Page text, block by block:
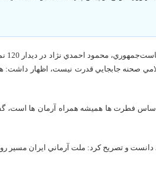
به
صحنه جابجايي قدرت نيست، اظهار
براساس فطرت ها هميشه همراه آرمان ها
و تصريح كرد: ملت آرماني ايران مسير رو